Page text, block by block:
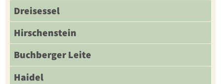
Dreisessel
Hirschenstein
Buchberger Leite
Haidel